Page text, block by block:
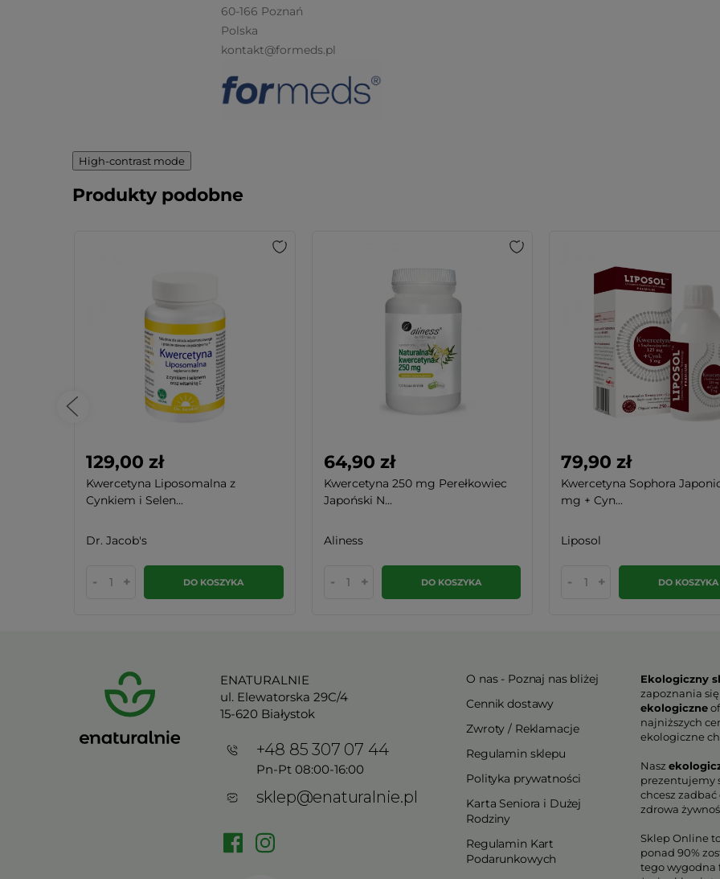
60-166 Poznań
Polska
kontakt@formeds.pl
High-contrast mode
Produkty podobne
129,00 zł
Kwercetyna Liposomalna z
Cynkiem i Selen...
Dr. Jacob's
- + DO KOSZYKA
64,90 zł
Kwercetyna 250 mg Perełkowiec
Japoński N...
Aliness
- + DO KOSZYKA
79,90 zł
Kwercetyna Sophora
mg + Cyn...
Liposol
- + DO KOSZYKA
ENATURALNIE
ul. Elewatorska 29C/4
15-620 Białystok
+48 85 307 07 44
Pn-Pt 08:00-16:00
sklep@enaturalnie.pl
O nas - Poznaj nas bliżej
Cennik dostawy
Zwroty / Reklamacje
Regulamin sklepu
Polityka prywatności
Karta Seniora i Dużej
Rodziny
Regulamin Kart
Podarunkowych
Ekologiczny
zapoznania
ekologiczne
najniższych
ekologiczne
Nasz
prezentujemy
chcesz zadbać
zdrowa
Sklep Online
ponad 90%
tego wygodna